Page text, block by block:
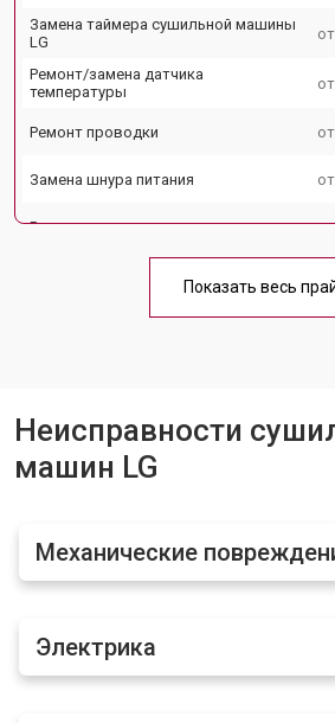
Замена таймера сушильной машины
LG
Ремонт/замена датчика
температуры
Ремонт проводки
Замена шнура питания
Ремонт двигателя
Замена кнопок сушильной машины
Показать весь
Неисправности
машин LG
Механические
Электрика